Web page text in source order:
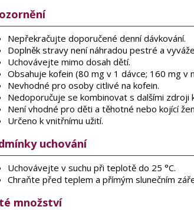
Nepřekračujte doporučené denní dávkování.
Doplněk stravy není náhradou pestré a
Uchovávejte mimo dosah dětí.
Obsahuje kofein (80 mg v 1 dávce; 160 mg v
Nevhodné pro osoby citlivé na kofein.
Nedoporučuje se kombinovat s dalšími zdroji
Není vhodné pro děti a těhotné nebo kojící
Určeno k vnitřnímu užití.
uchování
Uchovávejte v suchu při teplotě do 25 °C.
Chraňte před teplem a přímým slunečním
množství